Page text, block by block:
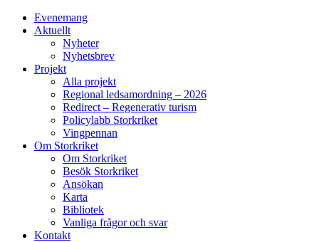
Evenemang
Aktuellt
Nyheter
Nyhetsbrev
Projekt
Alla projekt
Regional ledsamordning – 2026
Redirect – Regenerativ turism
Policylabb Storkriket
Vingpennan
Om Storkriket
Om Storkriket
Besök Storkriket
Ansökan
Karta
Bibliotek
Vanliga frågor och svar
Kontakt